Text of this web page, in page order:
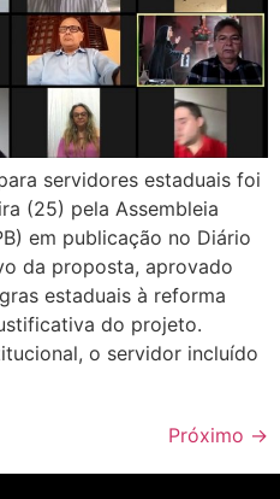
servidores estaduais foi
(25) pela Assembleia
em publicação no Diário
da proposta, aprovado
estaduais à reforma
do projeto.
o servidor incluído
Próximo →